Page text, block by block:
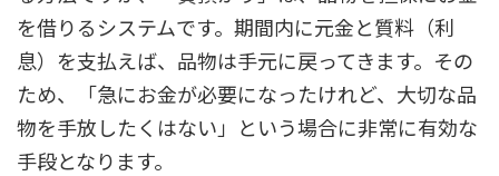
を借りるシステムです。期間内に元金と質料（利
息）を支払えば、品物は手元に戻ってきます。その
ため、「急にお金が必要になったけれど、大切な品
物を手放したくはない」という場合に非常に有効な
手段となります。